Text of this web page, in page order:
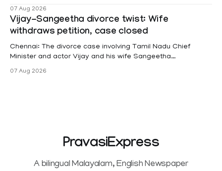
projects are eligible for paid medical leave following
hysterectomy surgery under the Kerala Service Rules
(KSR). The court noted that since essential benefits like
maternity
07 Aug 2026
Vijay-Sangeetha divorce twist: Wife
withdraws petition, case closed
Chennai: The divorce case involving Tamil Nadu Chief
Minister and actor Vijay and his wife Sangeetha
Sowrnalingam has taken a new turn after Sangeetha
07 Aug 2026
PravasiExpress
A bilingual Malayalam, English Newspaper